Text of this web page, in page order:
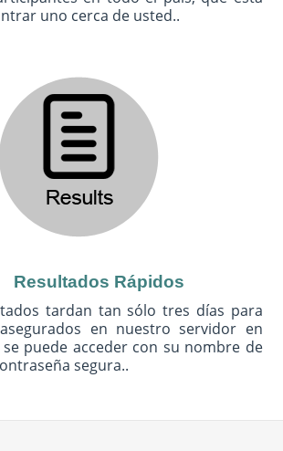
uno cerca de usted..
Resultados Rápidos
tardan tan sólo tres días para
en nuestro servidor en
puede acceder con su nombre de
segura..